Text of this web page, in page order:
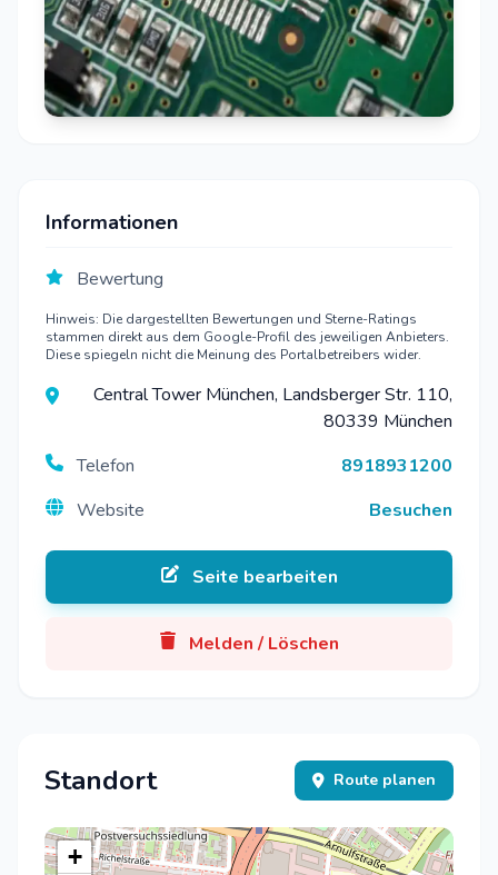
Informationen
Bewertung
Hinweis: Die dargestellten Bewertungen und Sterne-Ratings
stammen direkt aus dem Google-Profil des jeweiligen Anbieters.
Diese spiegeln nicht die Meinung des Portalbetreibers wider.
Central Tower München, Landsberger Str. 110,
80339 München
Telefon
8918931200
Website
Besuchen
Seite bearbeiten
Melden / Löschen
Standort Route planen
+